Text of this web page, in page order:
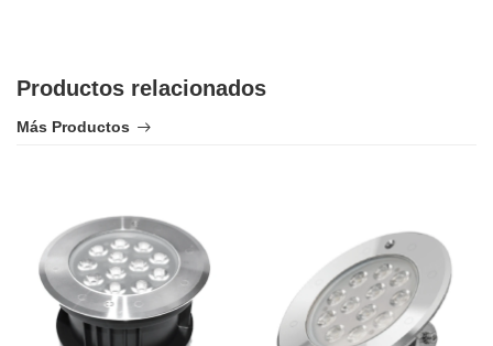
Productos relacionados
Más Productos